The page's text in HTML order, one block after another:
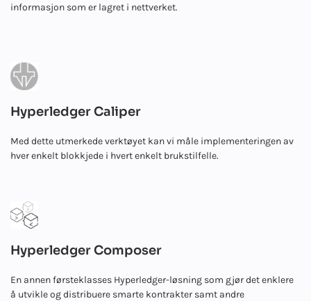
informasjon som er lagret i nettverket.
Hyperledger Caliper
Med dette utmerkede verktøyet kan vi måle implementeringen av
hver enkelt blokkjede i hvert enkelt brukstilfelle.
Hyperledger Composer
En annen førsteklasses Hyperledger-løsning som gjør det enklere
å utvikle og distribuere smarte kontrakter samt andre